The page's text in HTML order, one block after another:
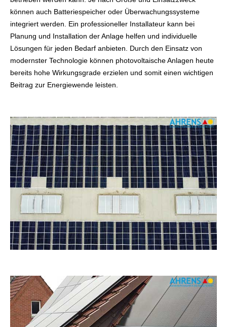
können auch Batteriespeicher oder Überwachungssysteme
integriert werden. Ein professioneller Installateur kann bei
Planung und Installation der Anlage helfen und individuelle
Lösungen für jeden Bedarf anbieten. Durch den Einsatz von
modernster Technologie können photovoltaische Anlagen heute
bereits hohe Wirkungsgrade erzielen und somit einen wichtigen
Beitrag zur Energiewende leisten.